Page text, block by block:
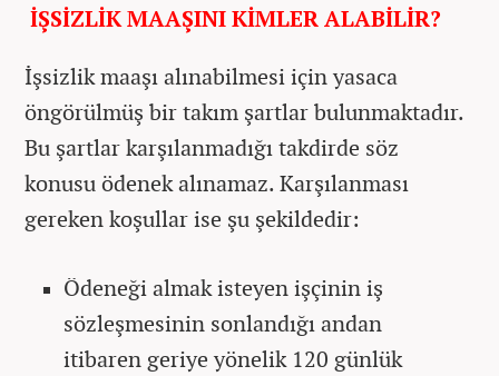
İŞSİZLİK MAAŞINI KİMLER ALABİLİR?
İşsizlik maaşı alınabilmesi için yasaca
öngörülmüş bir takım şartlar bulunmaktadır.
Bu şartlar karşılanmadığı takdirde söz
konusu ödenek alınamaz. Karşılanması
gereken koşullar ise şu şekildedir:
Ödeneği almak isteyen işçinin iş
sözleşmesinin sonlandığı andan
itibaren geriye yönelik 120 günlük